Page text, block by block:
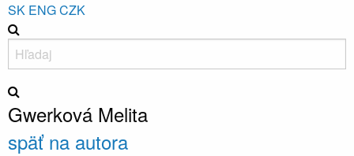
SK ENGCZK
Gwerková Melita
späť na autora